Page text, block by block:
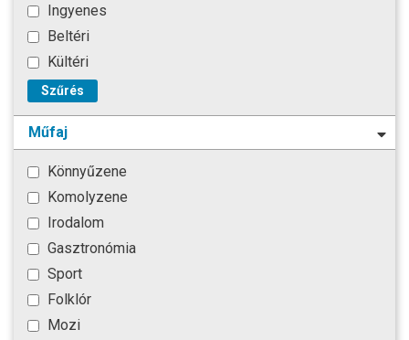
Ingyenes
Beltéri
Kültéri
Szűrés
Műfaj
Könnyűzene
Komolyzene
Irodalom
Gasztronómia
Sport
Folklór
Mozi